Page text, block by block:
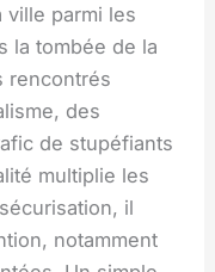
ville parmi les
la tombée de la
rencontrés
des
de stupéfiants
multiplie les
il
notamment